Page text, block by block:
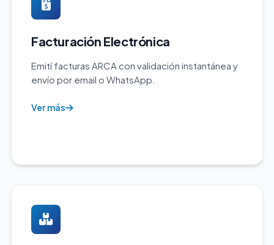
Facturación Electrónica
Emití facturas ARCA con validación instantánea y
envío por email o WhatsApp.
Ver más